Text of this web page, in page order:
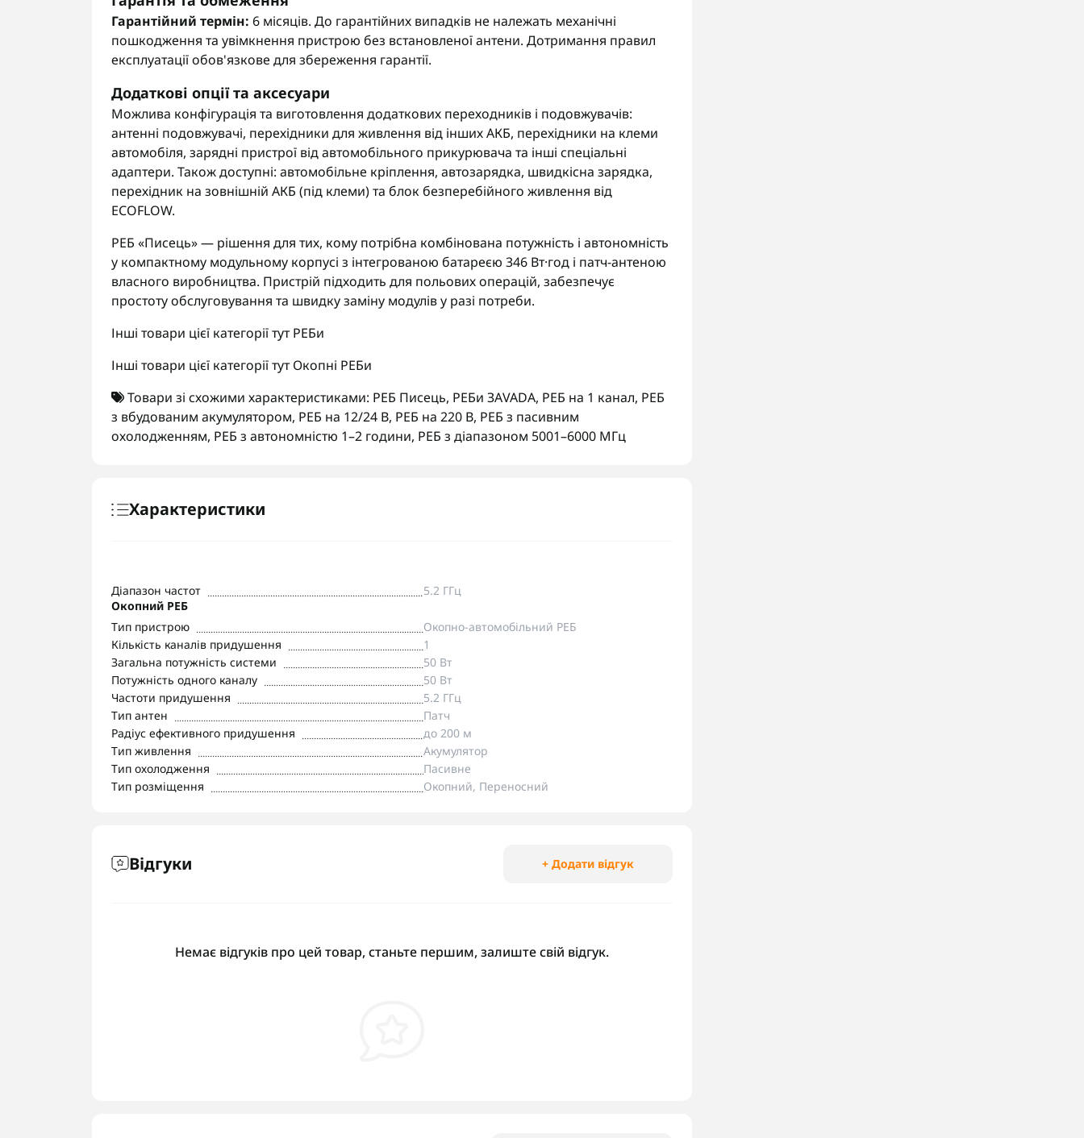
Гарантійний термін: 6 місяців. До гарантійних випадків не належать механічні
пошкодження та увімкнення пристрою без встановленої антени. Дотримання правил
експлуатації обов'язкове для збереження гарантії.
Додаткові опції та аксесуари
Можлива конфігурація та виготовлення додаткових переходників і подовжувачів:
антенні подовжувачі, перехідники для живлення від інших АКБ, перехідники на клеми
автомобіля, зарядні пристрої від автомобільного прикурювача та інші спеціальні
адаптери. Також доступні: автомобільне кріплення, автозарядка, швидкісна зарядка,
перехідник на зовнішній АКБ (під клеми) та блок безперебійного живлення від
ECOFLOW.
РЕБ «Писець» — рішення для тих, кому потрібна комбінована потужність і автономність
у компактному модульному корпусі з інтегрованою батареєю 346 Вт·год і патч-антеною
власного виробництва. Пристрій підходить для польових операцій, забезпечує
простоту обслуговування та швидку заміну модулів у разі потреби.
Інші товари цієї категорії тутРЕБи
Інші товари цієї категорії тутОкопні РЕБи
Товари зі схожими характеристиками: РЕБ Писець, РЕБи ЗАVADA, РЕБ на 1 канал, РЕБ
з вбудованим акумулятором, РЕБ на 12/24 В, РЕБ на 220 В, РЕБ з пасивним
охолодженням, РЕБ з автономністю 1–2 години, РЕБ з діапазоном 5001–6000 МГц
Характеристики
Діапазон частот
5.2 ГГц
Окопний РЕБ
Тип пристрою
Окопно-автомобільний РЕБ
Кількість каналів придушення
1
Загальна потужність системи
50 Вт
Потужність одного каналу
50 Вт
Частоти придушення
5.2 ГГц
Тип антен
Патч
Радіус ефективного придушення
до 200 м
Тип живлення
Акумулятор
Тип охолодження
Пасивне
Тип розміщення
Окопний, Переносний
Відгуки + Додати відгук
Немає відгуків про цей товар, станьте першим, залиште свій відгук.